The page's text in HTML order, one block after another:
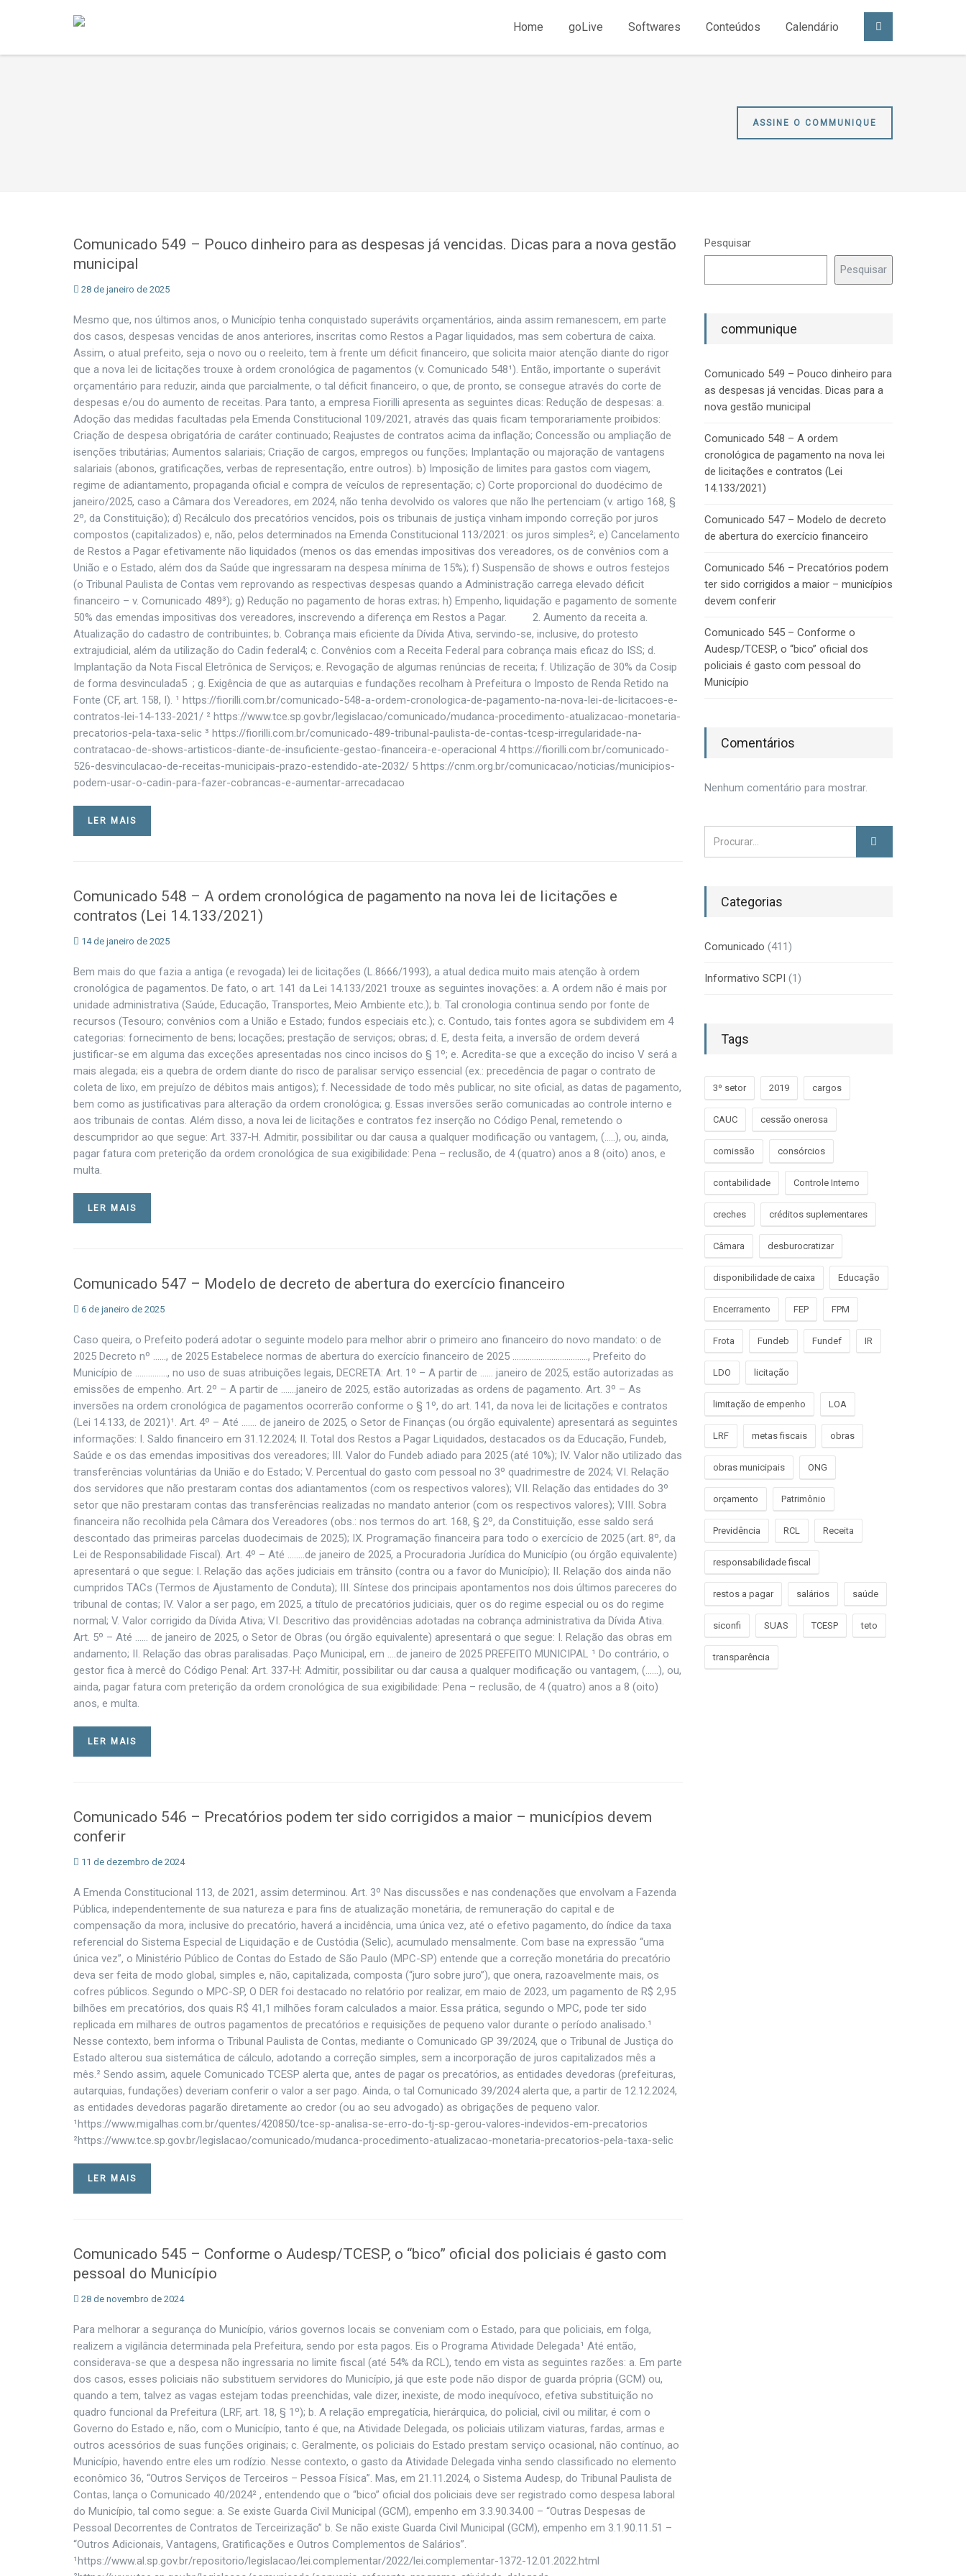
Home goLive Softwares Conteúdos Calendário
ASSINE O COMMUNIQUE
Comunicado 549 – Pouco dinheiro para as despesas já vencidas. Dicas para a nova gestão
municipal
28 de janeiro de 2025
Mesmo que, nos últimos anos, o Município tenha conquistado superávits orçamentários, ainda assim remanescem, em parte
dos casos, despesas vencidas de anos anteriores, inscritas como Restos a Pagar liquidados, mas sem cobertura de caixa.
Assim, o atual prefeito, seja o novo ou o reeleito, tem à frente um déficit financeiro, que solicita maior atenção diante do rigor
que a nova lei de licitações trouxe à ordem cronológica de pagamentos (v. Comunicado 548¹). Então, importante o superávit
orçamentário para reduzir, ainda que parcialmente, o tal déficit financeiro, o que, de pronto, se consegue através do corte de
despesas e/ou do aumento de receitas. Para tanto, a empresa Fiorilli apresenta as seguintes dicas: Redução de despesas: a.
Adoção das medidas facultadas pela Emenda Constitucional 109/2021, através das quais ficam temporariamente proibidos:
Criação de despesa obrigatória de caráter continuado; Reajustes de contratos acima da inflação; Concessão ou ampliação de
isenções tributárias; Aumentos salariais; Criação de cargos, empregos ou funções; Implantação ou majoração de vantagens
salariais (abonos, gratificações, verbas de representação, entre outros). b) Imposição de limites para gastos com viagem,
regime de adiantamento, propaganda oficial e compra de veículos de representação; c) Corte proporcional do duodécimo de
janeiro/2025, caso a Câmara dos Vereadores, em 2024, não tenha devolvido os valores que não lhe pertenciam (v. artigo 168, §
2º, da Constituição); d) Recálculo dos precatórios vencidos, pois os tribunais de justiça vinham impondo correção por juros
compostos (capitalizados) e, não, pelos determinados na Emenda Constitucional 113/2021: os juros simples²; e) Cancelamento
de Restos a Pagar efetivamente não liquidados (menos os das emendas impositivas dos vereadores, os de convênios com a
União e o Estado, além dos da Saúde que ingressaram na despesa mínima de 15%); f) Suspensão de shows e outros festejos
(o Tribunal Paulista de Contas vem reprovando as respectivas despesas quando a Administração carrega elevado déficit
financeiro – v. Comunicado 489³); g) Redução no pagamento de horas extras; h) Empenho, liquidação e pagamento de somente
50% das emendas impositivas dos vereadores, inscrevendo a diferença em Restos a Pagar. 2. Aumento da receita a.
Atualização do cadastro de contribuintes; b. Cobrança mais eficiente da Dívida Ativa, servindo-se, inclusive, do protesto
extrajudicial, além da utilização do Cadin federal4; c. Convênios com a Receita Federal para cobrança mais eficaz do ISS; d.
Implantação da Nota Fiscal Eletrônica de Serviços; e. Revogação de algumas renúncias de receita; f. Utilização de 30% da Cosip
de forma desvinculada5 ; g. Exigência de que as autarquias e fundações recolham à Prefeitura o Imposto de Renda Retido na
Fonte (CF, art. 158, I). ¹ https://fiorilli.com.br/comunicado-548-a-ordem-cronologica-de-pagamento-na-nova-lei-de-licitacoes-e-
contratos-lei-14-133-2021/ ² https://www.tce.sp.gov.br/legislacao/comunicado/mudanca-procedimento-atualizacao-monetaria-
precatorios-pela-taxa-selic ³ https://fiorilli.com.br/comunicado-489-tribunal-paulista-de-contas-tcesp-irregularidade-na-
contratacao-de-shows-artisticos-diante-de-insuficiente-gestao-financeira-e-operacional 4 https://fiorilli.com.br/comunicado-
526-desvinculacao-de-receitas-municipais-prazo-estendido-ate-2032/ 5 https://cnm.org.br/comunicacao/noticias/municipios-
podem-usar-o-cadin-para-fazer-cobrancas-e-aumentar-arrecadacao
LER MAIS
Comunicado 548 – A ordem cronológica de pagamento na nova lei de licitações e
contratos (Lei 14.133/2021)
14 de janeiro de 2025
Bem mais do que fazia a antiga (e revogada) lei de licitações (L.8666/1993), a atual dedica muito mais atenção à ordem
cronológica de pagamentos. De fato, o art. 141 da Lei 14.133/2021 trouxe as seguintes inovações: a. A ordem não é mais por
unidade administrativa (Saúde, Educação, Transportes, Meio Ambiente etc.); b. Tal cronologia continua sendo por fonte de
recursos (Tesouro; convênios com a União e Estado; fundos especiais etc.); c. Contudo, tais fontes agora se subdividem em 4
categorias: fornecimento de bens; locações; prestação de serviços; obras; d. E, desta feita, a inversão de ordem deverá
justificar-se em alguma das exceções apresentadas nos cinco incisos do § 1º; e. Acredita-se que a exceção do inciso V será a
mais alegada; eis a quebra de ordem diante do risco de paralisar serviço essencial (ex.: precedência de pagar o contrato de
coleta de lixo, em prejuízo de débitos mais antigos); f. Necessidade de todo mês publicar, no site oficial, as datas de pagamento,
bem como as justificativas para alteração da ordem cronológica; g. Essas inversões serão comunicadas ao controle interno e
aos tribunais de contas. Além disso, a nova lei de licitações e contratos fez inserção no Código Penal, remetendo o
descumpridor ao que segue: Art. 337-H. Admitir, possibilitar ou dar causa a qualquer modificação ou vantagem, (…..), ou, ainda,
pagar fatura com preterição da ordem cronológica de sua exigibilidade: Pena – reclusão, de 4 (quatro) anos a 8 (oito) anos, e
multa.
LER MAIS
Comunicado 547 – Modelo de decreto de abertura do exercício financeiro
6 de janeiro de 2025
Caso queira, o Prefeito poderá adotar o seguinte modelo para melhor abrir o primeiro ano financeiro do novo mandato: o de
2025 Decreto nº ……, de 2025 Estabelece normas de abertura do exercício financeiro de 2025 …………………………….., Prefeito do
Município de ……………, no uso de suas atribuições legais, DECRETA: Art. 1º – A partir de …… janeiro de 2025, estão autorizadas as
emissões de empenho. Art. 2º – A partir de …….janeiro de 2025, estão autorizadas as ordens de pagamento. Art. 3º – As
inversões na ordem cronológica de pagamentos ocorrerão conforme o § 1º, do art. 141, da nova lei de licitações e contratos
(Lei 14.133, de 2021)¹. Art. 4º – Até ……. de janeiro de 2025, o Setor de Finanças (ou órgão equivalente) apresentará as seguintes
informações: I. Saldo financeiro em 31.12.2024; II. Total dos Restos a Pagar Liquidados, destacados os da Educação, Fundeb,
Saúde e os das emendas impositivas dos vereadores; III. Valor do Fundeb adiado para 2025 (até 10%); IV. Valor não utilizado das
transferências voluntárias da União e do Estado; V. Percentual do gasto com pessoal no 3º quadrimestre de 2024; VI. Relação
dos servidores que não prestaram contas dos adiantamentos (com os respectivos valores); VII. Relação das entidades do 3º
setor que não prestaram contas das transferências realizadas no mandato anterior (com os respectivos valores); VIII. Sobra
financeira não recolhida pela Câmara dos Vereadores (obs.: nos termos do art. 168, § 2º, da Constituição, esse saldo será
descontado das primeiras parcelas duodecimais de 2025); IX. Programação financeira para todo o exercício de 2025 (art. 8º, da
Lei de Responsabilidade Fiscal). Art. 4º – Até ……..de janeiro de 2025, a Procuradoria Jurídica do Município (ou órgão equivalente)
apresentará o que segue: I. Relação das ações judiciais em trânsito (contra ou a favor do Município); II. Relação dos ainda não
cumpridos TACs (Termos de Ajustamento de Conduta); III. Síntese dos principais apontamentos nos dois últimos pareceres do
tribunal de contas; IV. Valor a ser pago, em 2025, a título de precatórios judiciais, quer os do regime especial ou os do regime
normal; V. Valor corrigido da Dívida Ativa; VI. Descritivo das providências adotadas na cobrança administrativa da Dívida Ativa.
Art. 5º – Até …… de janeiro de 2025, o Setor de Obras (ou órgão equivalente) apresentará o que segue: I. Relação das obras em
andamento; II. Relação das obras paralisadas. Paço Municipal, em ….de janeiro de 2025 PREFEITO MUNICIPAL ¹ Do contrário, o
gestor fica à mercê do Código Penal: Art. 337-H: Admitir, possibilitar ou dar causa a qualquer modificação ou vantagem, (……), ou,
ainda, pagar fatura com preterição da ordem cronológica de sua exigibilidade: Pena – reclusão, de 4 (quatro) anos a 8 (oito)
anos, e multa.
LER MAIS
Comunicado 546 – Precatórios podem ter sido corrigidos a maior – municípios devem
conferir
11 de dezembro de 2024
A Emenda Constitucional 113, de 2021, assim determinou. Art. 3º Nas discussões e nas condenações que envolvam a Fazenda
Pública, independentemente de sua natureza e para fins de atualização monetária, de remuneração do capital e de
compensação da mora, inclusive do precatório, haverá a incidência, uma única vez, até o efetivo pagamento, do índice da taxa
referencial do Sistema Especial de Liquidação e de Custódia (Selic), acumulado mensalmente. Com base na expressão “uma
única vez”, o Ministério Público de Contas do Estado de São Paulo (MPC-SP) entende que a correção monetária do precatório
deva ser feita de modo global, simples e, não, capitalizada, composta (“juro sobre juro”), que onera, razoavelmente mais, os
cofres públicos. Segundo o MPC-SP, O DER foi destacado no relatório por realizar, em maio de 2023, um pagamento de R$ 2,95
bilhões em precatórios, dos quais R$ 41,1 milhões foram calculados a maior. Essa prática, segundo o MPC, pode ter sido
replicada em milhares de outros pagamentos de precatórios e requisições de pequeno valor durante o período analisado.¹
Nesse contexto, bem informa o Tribunal Paulista de Contas, mediante o Comunicado GP 39/2024, que o Tribunal de Justiça do
Estado alterou sua sistemática de cálculo, adotando a correção simples, sem a incorporação de juros capitalizados mês a
mês.² Sendo assim, aquele Comunicado TCESP alerta que, antes de pagar os precatórios, as entidades devedoras (prefeituras,
autarquias, fundações) deveriam conferir o valor a ser pago. Ainda, o tal Comunicado 39/2024 alerta que, a partir de 12.12.2024,
as entidades devedoras pagarão diretamente ao credor (ou ao seu advogado) as obrigações de pequeno valor.
¹https://www.migalhas.com.br/quentes/420850/tce-sp-analisa-se-erro-do-tj-sp-gerou-valores-indevidos-em-precatorios
²https://www.tce.sp.gov.br/legislacao/comunicado/mudanca-procedimento-atualizacao-monetaria-precatorios-pela-taxa-selic
LER MAIS
Comunicado 545 – Conforme o Audesp/TCESP, o “bico” oficial dos policiais é gasto com
pessoal do Município
28 de novembro de 2024
Para melhorar a segurança do Município, vários governos locais se conveniam com o Estado, para que policiais, em folga,
realizem a vigilância determinada pela Prefeitura, sendo por esta pagos. Eis o Programa Atividade Delegada¹ Até então,
considerava-se que a despesa não ingressaria no limite fiscal (até 54% da RCL), tendo em vista as seguintes razões: a. Em parte
dos casos, esses policiais não substituem servidores do Município, já que este pode não dispor de guarda própria (GCM) ou,
quando a tem, talvez as vagas estejam todas preenchidas, vale dizer, inexiste, de modo inequívoco, efetiva substituição no
quadro funcional da Prefeitura (LRF, art. 18, § 1º); b. A relação empregatícia, hierárquica, do policial, civil ou militar, é com o
Governo do Estado e, não, com o Município, tanto é que, na Atividade Delegada, os policiais utilizam viaturas, fardas, armas e
outros acessórios de suas funções originais; c. Geralmente, os policiais do Estado prestam serviço ocasional, não contínuo, ao
Município, havendo entre eles um rodízio. Nesse contexto, o gasto da Atividade Delegada vinha sendo classificado no elemento
econômico 36, “Outros Serviços de Terceiros – Pessoa Física”. Mas, em 21.11.2024, o Sistema Audesp, do Tribunal Paulista de
Contas, lança o Comunicado 40/2024² , entendendo que o “bico” oficial dos policiais deve ser registrado como despesa laboral
do Município, tal como segue: a. Se existe Guarda Civil Municipal (GCM), empenho em 3.3.90.34.00 – “Outras Despesas de
Pessoal Decorrentes de Contratos de Terceirização” b. Se não existe Guarda Civil Municipal (GCM), empenho em 3.1.90.11.51 –
“Outros Adicionais, Vantagens, Gratificações e Outros Complementos de Salários”.
¹https://www.al.sp.gov.br/repositorio/legislacao/lei.complementar/2022/lei.complementar-1372-12.01.2022.html
Pesquisar
Pesquisar
communique
Comunicado 549 – Pouco dinheiro para
as despesas já vencidas. Dicas para a
nova gestão municipal
Comunicado 548 – A ordem
cronológica de pagamento na nova lei
de licitações e contratos (Lei
14.133/2021)
Comunicado 547 – Modelo de decreto
de abertura do exercício financeiro
Comunicado 546 – Precatórios podem
ter sido corrigidos a maior – municípios
devem conferir
Comunicado 545 – Conforme o
Audesp/TCESP, o “bico” oficial dos
policiais é gasto com pessoal do
Município
Comentários
Nenhum comentário para mostrar.
Categorias
Comunicado (411)
Informativo SCPI (1)
Tags
3º setor 2019 cargos
CAUC cessão onerosa
comissão consórcios
contabilidade Controle Interno
creches créditos suplementares
Câmara desburocratizar
disponibilidade de caixa Educação
Encerramento FEP FPM
Frota Fundeb Fundef IR
LDO licitação
limitação de empenho LOA
LRF metas fiscais obras
obras municipais ONG
orçamento Patrimônio
Previdência RCL Receita
responsabilidade fiscal
restos a pagar salários saúde
siconfi SUAS TCESP teto
transparência